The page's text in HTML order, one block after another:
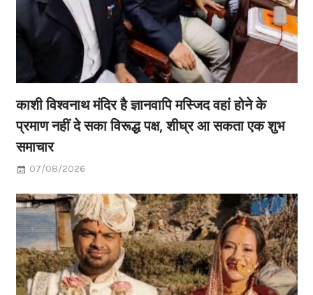
काशी विश्वनाथ मंदिर है ज्ञानवापि मस्जिद वहां होने के
प्रमाण नहीं दे सका विरूद्ध पक्ष, शीघ्र आ सकता एक शुभ
समाचार
07/08/2026